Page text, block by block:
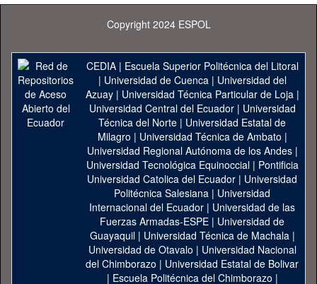
Copyright 2024 ESPOL
CEDIA| Escuela Superior Politécnica del Litoral
| Universidad de Cuenca| Universidad del
Azuay| Universidad Técnica Particular de Loja|
Universidad Central del Ecuador| Universidad
Técnica del Norte | Universidad Estatal de
Milagro | Universidad Técnica de Ambato |
Universidad Regional Autónoma de los Andes|
Universidad Tecnológica Equinoccial| Pontificia
Universidad Catolica del Ecuador | Universidad
Politécnica Salesiana | Universidad
Internacional del Ecuador | Universidad de las
Fuerzas Armadas-ESPE | Universidad de
Guayaquil| Universidad Técnica de Machala|
Universidad de Otavalo | Universidad Nacional
del Chimborazo | Universidad Estatal de Bolivar
| Escuela Politécnica del Chimborazo |